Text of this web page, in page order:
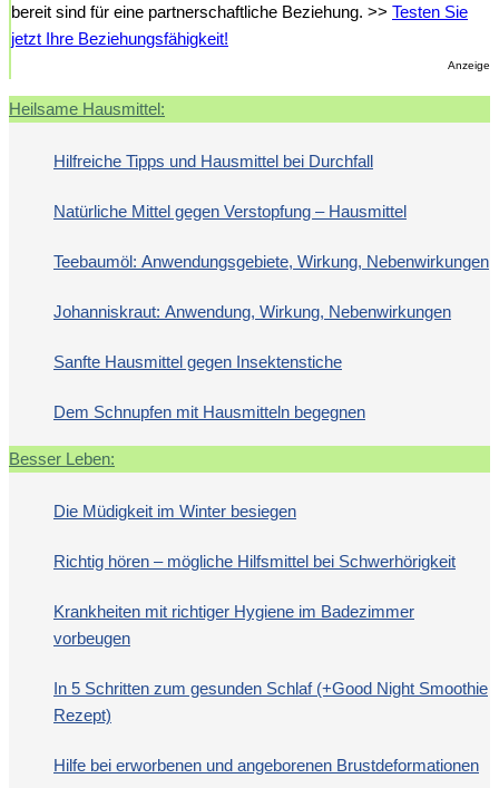
bereit sind für eine partnerschaftliche Beziehung. >> Testen Sie
jetzt Ihre Beziehungsfähigkeit!
Anzeige
Heilsame Hausmittel:
Hilfreiche Tipps und Hausmittel bei Durchfall
Natürliche Mittel gegen Verstopfung – Hausmittel
Teebaumöl: Anwendungsgebiete, Wirkung, Nebenwirkungen
Johanniskraut: Anwendung, Wirkung, Nebenwirkungen
Sanfte Hausmittel gegen Insektenstiche
Dem Schnupfen mit Hausmitteln begegnen
Besser Leben:
Die Müdigkeit im Winter besiegen
Richtig hören – mögliche Hilfsmittel bei Schwerhörigkeit
Krankheiten mit richtiger Hygiene im Badezimmer
vorbeugen
In 5 Schritten zum gesunden Schlaf (+Good Night Smoothie
Rezept)
Hilfe bei erworbenen und angeborenen Brustdeformationen